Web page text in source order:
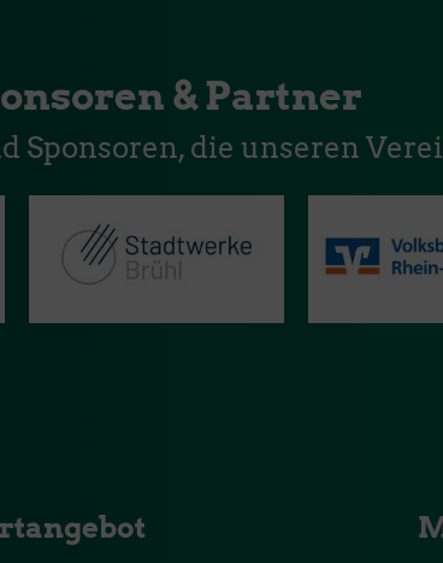
& Partner
Sponsoren, die unseren